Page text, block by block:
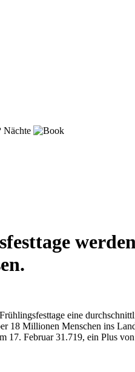
Nächte
eine
18 Millionen Menschen ins
17. Februar 31.719, ein Plus